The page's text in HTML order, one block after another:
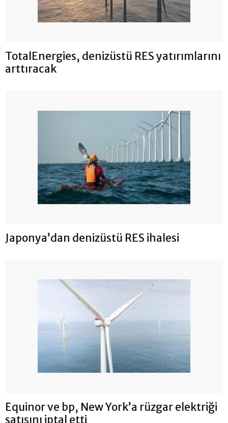
TotalEnergies, denizüstü RES yatırımlarını
arttıracak
Japonya’dan denizüstü RES ihalesi
Equinor ve bp, New York’a rüzgar elektriği
satışını iptal etti